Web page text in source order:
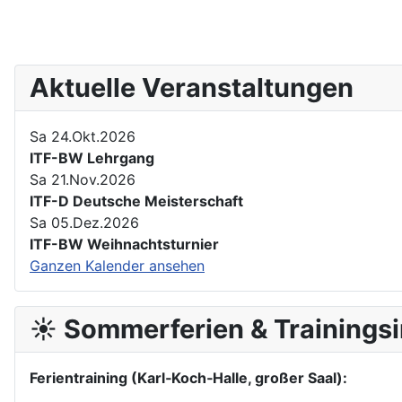
Aktuelle Veranstaltungen
Sa 24.Okt.2026
ITF-BW Lehrgang
Sa 21.Nov.2026
ITF-D Deutsche Meisterschaft
Sa 05.Dez.2026
ITF-BW Weihnachtsturnier
Ganzen Kalender ansehen
☀️ Sommerferien &
Ferientraining (Karl‑Koch‑Halle, großer Saal):